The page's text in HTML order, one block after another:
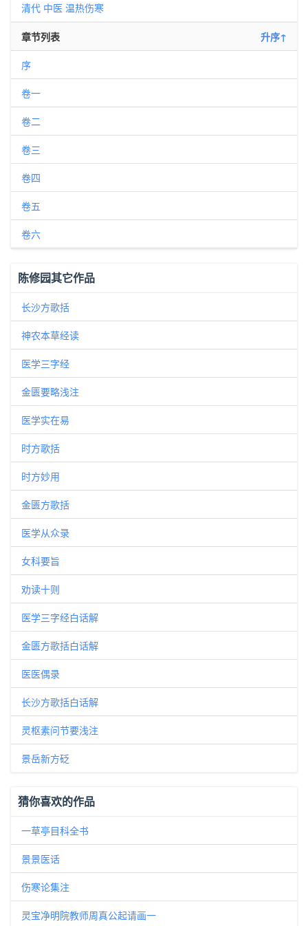
清代 中医 温热伤寒
章节列表 升序↑
序
卷一
卷二
卷三
卷四
卷五
卷六
陈修园其它作品
长沙方歌括
神农本草经读
医学三字经
金匮要略浅注
医学实在易
时方歌括
时方妙用
金匮方歌括
医学从众录
女科要旨
劝读十则
医学三字经白话解
金匮方歌括白话解
医医偶录
长沙方歌括白话解
灵枢素问节要浅注
景岳新方砭
猜你喜欢的作品
一草亭目科全书
景景医话
伤寒论集注
灵宝净明院教师周真公起请画一